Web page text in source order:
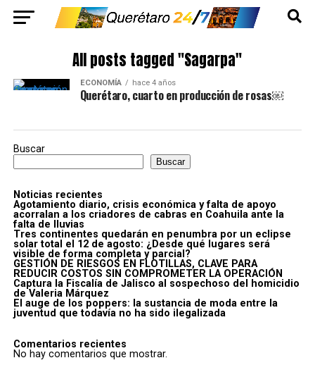
All posts tagged "Sagarpa"
ECONOMÍA hace 4 años
Querétaro, cuarto en producción de rosas￼
Buscar
Buscar
Noticias recientes
Agotamiento diario, crisis económica y falta de apoyo
acorralan a los criadores de cabras en Coahuila ante la
falta de lluvias
Tres continentes quedarán en penumbra por un eclipse
solar total el 12 de agosto: ¿Desde qué lugares será
visible de forma completa y parcial?
GESTIÓN DE RIESGOS EN FLOTILLAS, CLAVE PARA
REDUCIR COSTOS SIN COMPROMETER LA OPERACIÓN
Captura la Fiscalía de Jalisco al sospechoso del homicidio
de Valeria Márquez
El auge de los poppers: la sustancia de moda entre la
juventud que todavía no ha sido ilegalizada
Comentarios recientes
No hay comentarios que mostrar.